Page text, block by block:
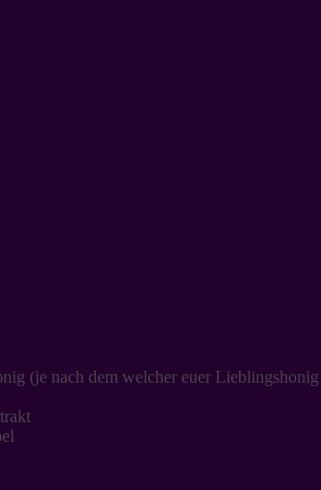
(je nach dem welcher euer